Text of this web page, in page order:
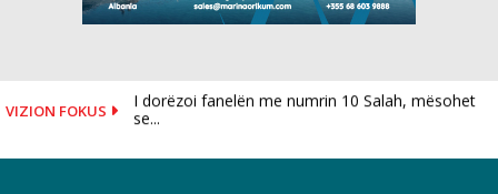
VIZION FOKUS
I dorëzoi fanelën me numrin 10 Salah, mësohet
se...